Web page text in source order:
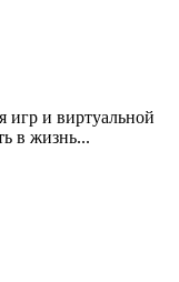
игр и виртуальной
в жизнь...